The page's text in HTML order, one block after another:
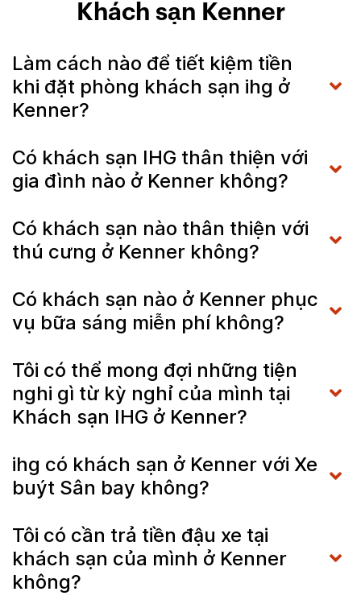
Khách sạn Kenner
Làm cách nào để tiết kiệm tiền
khi đặt phòng khách sạn ihg ở
Kenner?
Có khách sạn IHG thân thiện với
gia đình nào ở Kenner không?
Có khách sạn nào thân thiện với
thú cưng ở Kenner không?
Có khách sạn nào ở Kenner phục
vụ bữa sáng miễn phí không?
Tôi có thể mong đợi những tiện
nghi gì từ kỳ nghỉ của mình tại
Khách sạn IHG ở Kenner?
ihg có khách sạn ở Kenner với Xe
buýt Sân bay không?
Tôi có cần trả tiền đậu xe tại
khách sạn của mình ở Kenner
không?